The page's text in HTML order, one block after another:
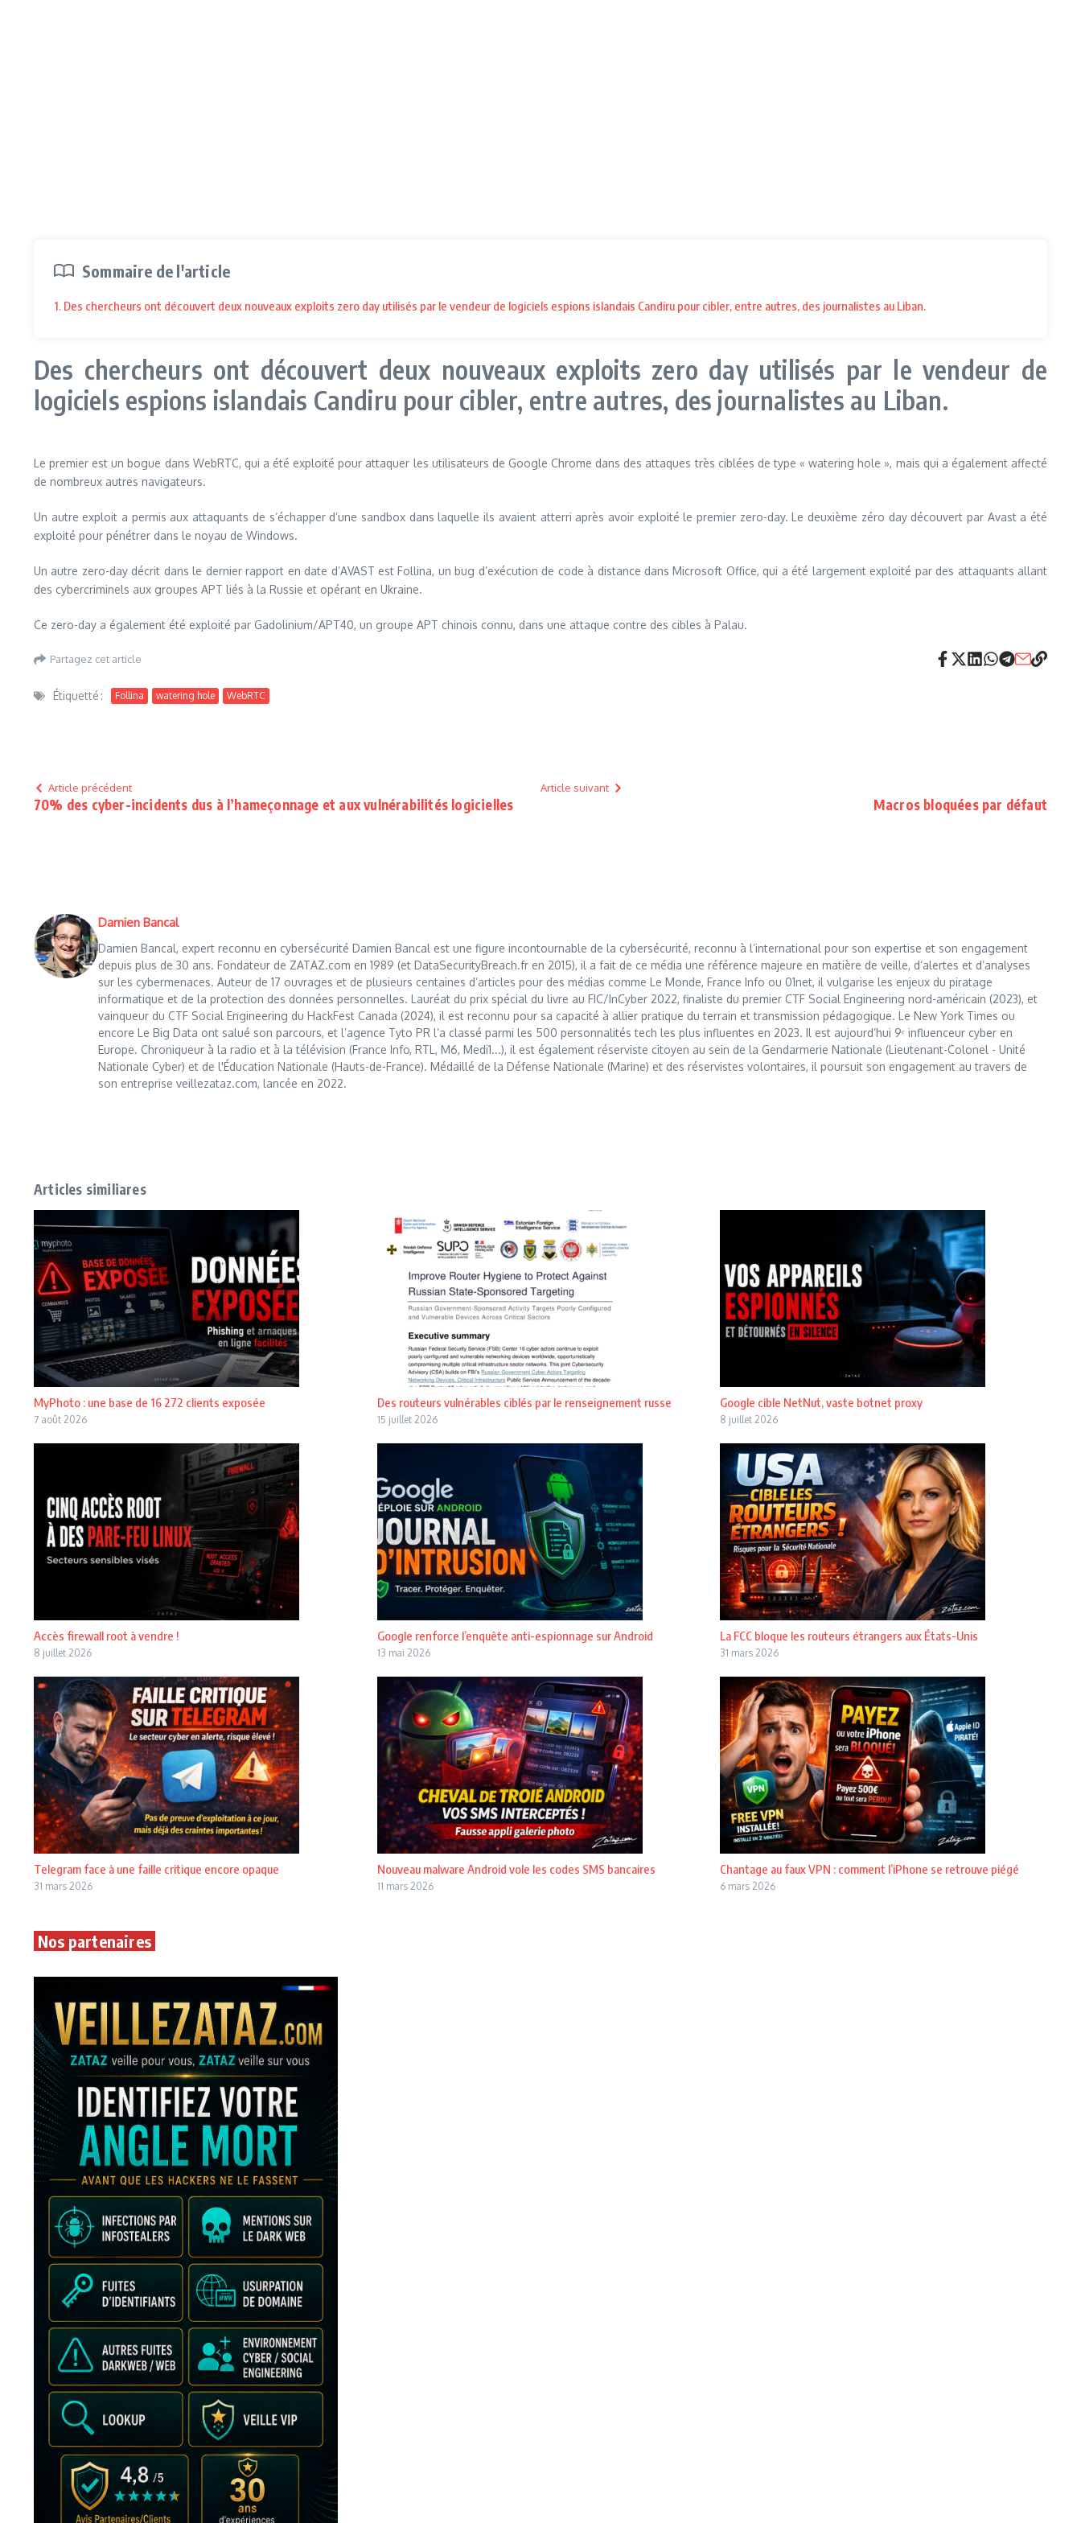
Sommaire de l'article
1. Des chercheurs ont découvert deux nouveaux exploits zero day utilisés par le vendeur de logiciels espions islandais Candiru pour cibler, entre autres, des journalistes au Liban.
Des chercheurs ont découvert deux nouveaux exploits zero day utilisés par le vendeur de
logiciels espions islandais Candiru pour cibler, entre autres, des journalistes au Liban.
Le premier est un bogue dans WebRTC, qui a été exploité pour attaquer les utilisateurs de Google Chrome dans des attaques très ciblées de type « watering hole », mais qui a également affecté
de nombreux autres navigateurs.
Un autre exploit a permis aux attaquants de s’échapper d’une sandbox dans laquelle ils avaient atterri après avoir exploité le premier zero-day. Le deuxième zéro day découvert par Avast a été
exploité pour pénétrer dans le noyau de Windows.
Un autre zero-day décrit dans le dernier rapport en date d’AVAST est Follina, un bug d’exécution de code à distance dans Microsoft Office, qui a été largement exploité par des attaquants allant
des cybercriminels aux groupes APT liés à la Russie et opérant en Ukraine.
Ce zero-day a également été exploité par Gadolinium/APT40, un groupe APT chinois connu, dans une attaque contre des cibles à Palau.
Partagez cet article
Étiquetté : Follina watering hole WebRTC
Article précédent
70% des cyber-incidents dus à l’hameçonnage et aux vulnérabilités logicielles
Article suivant
Macros bloquées par défaut
Damien Bancal
Damien Bancal, expert reconnu en cybersécurité Damien Bancal est une figure incontournable de la cybersécurité, reconnu à l’international pour son expertise et son engagement
depuis plus de 30 ans. Fondateur de ZATAZ.com en 1989 (et DataSecurityBreach.fr en 2015), il a fait de ce média une référence majeure en matière de veille, d’alertes et d’analyses
sur les cybermenaces. Auteur de 17 ouvrages et de plusieurs centaines d’articles pour des médias comme Le Monde, France Info ou 01net, il vulgarise les enjeux du piratage
informatique et de la protection des données personnelles. Lauréat du prix spécial du livre au FIC/InCyber 2022, finaliste du premier CTF Social Engineering nord-américain (2023), et
vainqueur du CTF Social Engineering du HackFest Canada (2024), il est reconnu pour sa capacité à allier pratique du terrain et transmission pédagogique. Le New York Times ou
encore Le Big Data ont salué son parcours, et l’agence Tyto PR l’a classé parmi les 500 personnalités tech les plus influentes en 2023. Il est aujourd’hui 9ᵉ influenceur cyber en
Europe. Chroniqueur à la radio et à la télévision (France Info, RTL, M6, Medi1...), il est également réserviste citoyen au sein de la Gendarmerie Nationale (Lieutenant-Colonel - Unité
Nationale Cyber) et de l'Éducation Nationale (Hauts-de-France). Médaillé de la Défense Nationale (Marine) et des réservistes volontaires, il poursuit son engagement au travers de
son entreprise veillezataz.com, lancée en 2022.
Articles similiares
MyPhoto : une base de 16 272 clients exposée
7 août 2026
Des routeurs vulnérables ciblés par le renseignement russe
15 juillet 2026
Google cible NetNut, vaste botnet proxy
8 juillet 2026
Accès firewall root à vendre !
8 juillet 2026
Google renforce l’enquête anti-espionnage sur Android
13 mai 2026
La FCC bloque les routeurs étrangers aux États-Unis
31 mars 2026
Telegram face à une faille critique encore opaque
31 mars 2026
Nouveau malware Android vole les codes SMS bancaires
11 mars 2026
Chantage au faux VPN : comment l’iPhone se retrouve piégé
6 mars 2026
Nos partenaires